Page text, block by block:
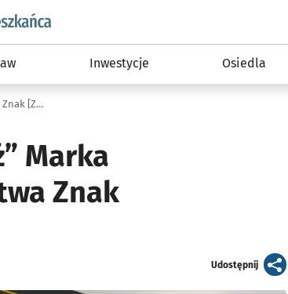
podserwis: Dla mieszkańca
Inwestycje Osiedla
Nowa powieść „Diabeł stróż” Marka Krajewskiego od Wydawnictwa Znak [ZAKOŃCZONY]
Marka
Znak
Udostępnijartykuł